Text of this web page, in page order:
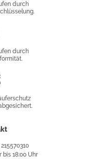
durch
durch
Käuferschutz
bis 18:00 Uhr